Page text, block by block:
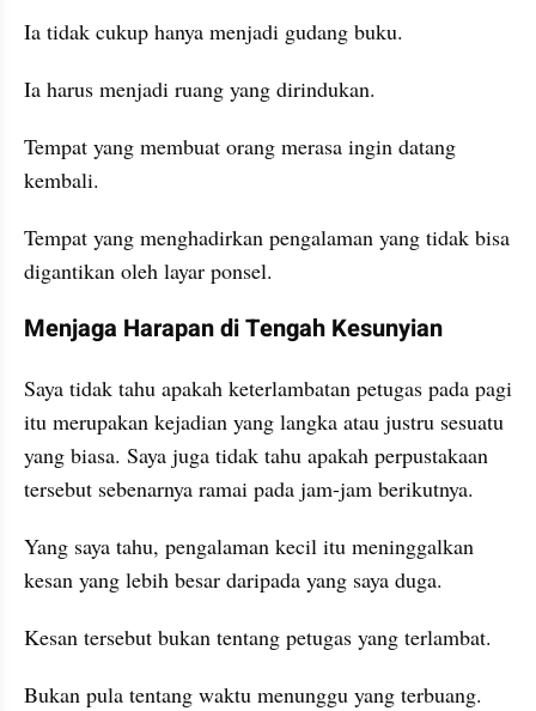
Ia tidak cukup hanya menjadi gudang buku.
Ia harus menjadi ruang yang dirindukan.
Tempat yang membuat orang merasa ingin datang
kembali.
Tempat yang menghadirkan pengalaman yang tidak bisa
digantikan oleh layar ponsel.
Menjaga Harapan di Tengah Kesunyian
Saya tidak tahu apakah keterlambatan petugas pada pagi
itu merupakan kejadian yang langka atau justru sesuatu
yang biasa. Saya juga tidak tahu apakah perpustakaan
tersebut sebenarnya ramai pada jam-jam berikutnya.
Yang saya tahu, pengalaman kecil itu meninggalkan
kesan yang lebih besar daripada yang saya duga.
Kesan tersebut bukan tentang petugas yang terlambat.
Bukan pula tentang waktu menunggu yang terbuang.